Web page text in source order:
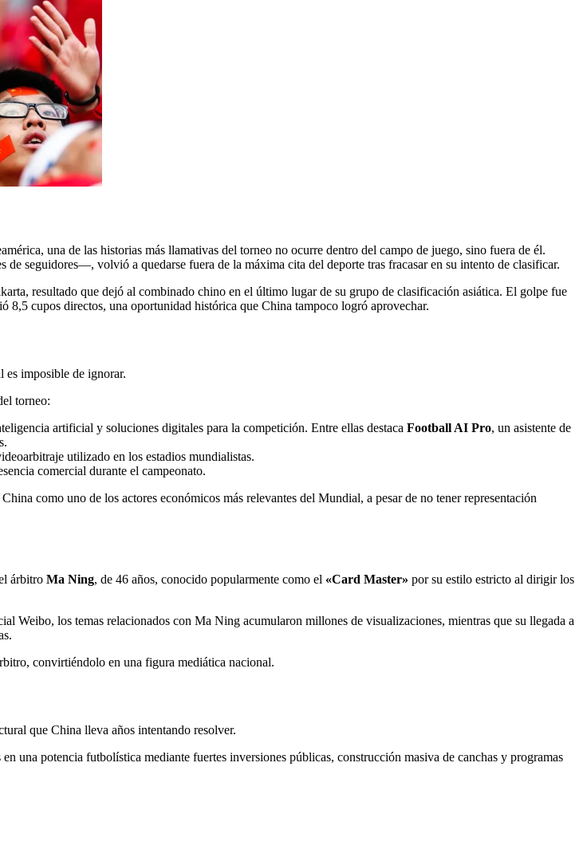
una de las historias más llamativas del torneo no ocurre dentro del campo de juego, sino fuera de él.
seguidores—, volvió a quedarse fuera de la máxima cita del deporte tras fracasar en su intento de clasificar.
resultado que dejó al combinado chino en el último lugar de su grupo de clasificación asiática. El golpe fue
8,5 cupos directos, una oportunidad histórica que China tampoco logró aprovechar.
es imposible de ignorar.
torneo:
artificial y soluciones digitales para la competición. Entre ellas destaca Football AI Pro, un asistente de
utilizado en los estadios mundialistas.
comercial durante el campeonato.
como uno de los actores económicos más relevantes del Mundial, a pesar de no tener representación
árbitro Ma Ning, de 46 años, conocido popularmente como el «Card Master» por su estilo estricto al dirigir los
Weibo, los temas relacionados con Ma Ning acumularon millones de visualizaciones, mientras que su llegada a
convirtiéndolo en una figura mediática nacional.
que China lleva años intentando resolver.
una potencia futbolística mediante fuertes inversiones públicas, construcción masiva de canchas y programas